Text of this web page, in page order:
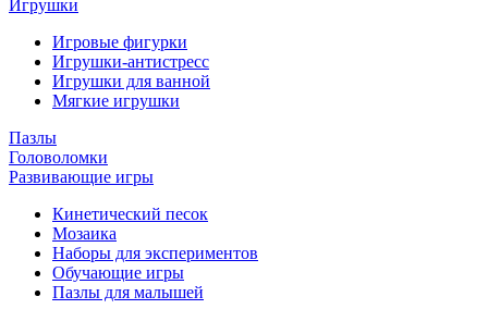
Игрушки
Игровые фигурки
Игрушки-антистресс
Игрушки для ванной
Мягкие игрушки
Пазлы
Головоломки
Развивающие игры
Кинетический песок
Мозаика
Наборы для экспериментов
Обучающие игры
Пазлы для малышей